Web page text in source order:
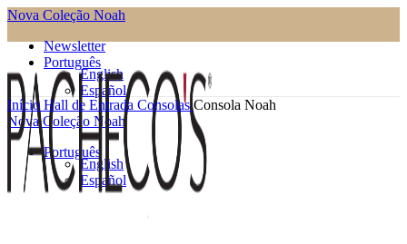
Nova Coleção Noah
Newsletter
Português
English
Español
Nova Coleção Noah
Português
English
Español
InícioHall de Entrada ConsolasConsola Noah